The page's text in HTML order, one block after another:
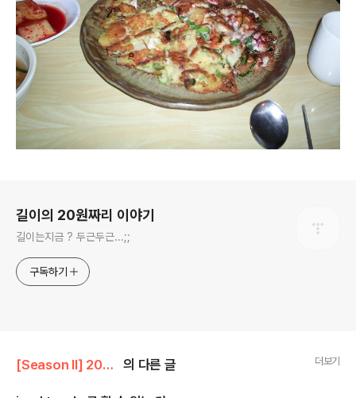
길이의 20원짜리 이야기
길이는지금 ? 두근두근...;;
구독하기
[Season II] 20원짜리 이야기 의 다른 글 더보기